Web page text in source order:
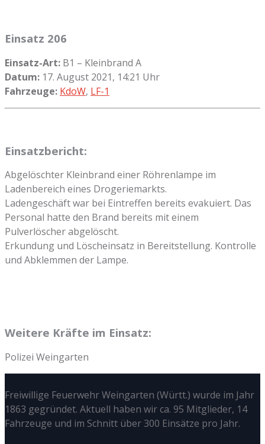
Einsatz 206
Einsatz-Art: B1 – Kleinbrand A
Datum: 17. August 2021, 14:21 Uhr
Fahrzeuge: KdoW, LF-1
Einsatzbericht:
Abgelöschter Kleinbrand einer Röhrenlampe im
Ladenbereich eines Drogeriemarkts.
Ladengeschäft war bei Eintreffen bereits evakuiert. Das
Personal hatte den Brand bereits mit einem
Pulverlöscher abgelöscht.
Erkundung und Löscheinsatz in Bereitstellung. Kontrolle
und Abklemmen der Lampe.
Weitere Kräfte im Einsatz:
Polizei Weingarten
Freiwillige Feuerwehr Weingarten (Württ.) wurde im Jahr
1863 gegründet. Aktuell haben wir ca. 95 Mitglieder, 14
Fahrzeuge und im Schnitt über 300 Einsätze pro Jahr.